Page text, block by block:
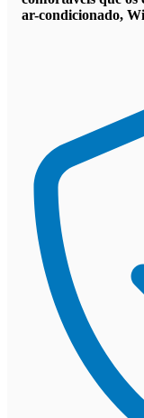
ar-condicionado,